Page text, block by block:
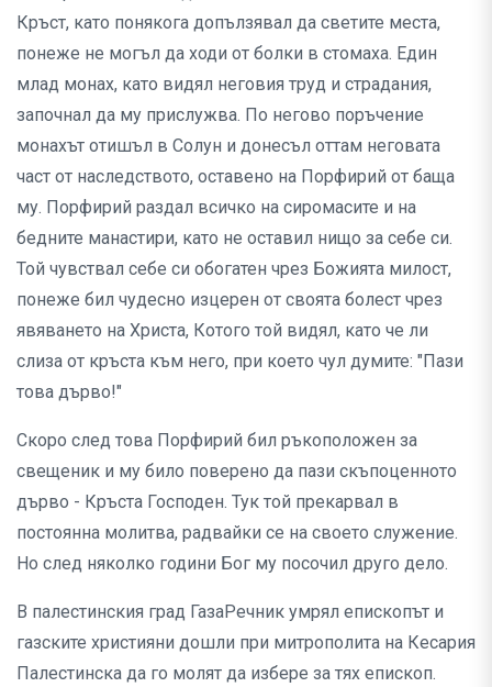
Кръст, като понякога допълзявал да светите места,
понеже не могъл да ходи от болки в стомаха. Един
млад монах, като видял неговия труд и страдания,
започнал да му прислужва. По негово поръчение
монахът отишъл в Солун и донесъл оттам неговата
част от наследството, оставено на Порфирий от баща
му. Порфирий раздал всичко на сиромасите и на
бедните манастири, като не оставил нищо за себе си.
Той чувствал себе си обогатен чрез Божията милост,
понеже бил чудесно изцерен от своята болест чрез
явяването на Христа, Котого той видял, като че ли
слиза от кръста към него, при което чул думите: "Пази
това дърво!"
Скоро след това Порфирий бил ръкоположен за
свещеник и му било поверено да пази скъпоценното
дърво - Кръста Господен. Тук той прекарвал в
постоянна молитва, радвайки се на своето служение.
Но след няколко години Бог му посочил друго дело.
В палестинския град ГазаРечник умрял епископът и
газските християни дошли при митрополита на Кесария
Палестинска да го молят да избере за тях епископ.